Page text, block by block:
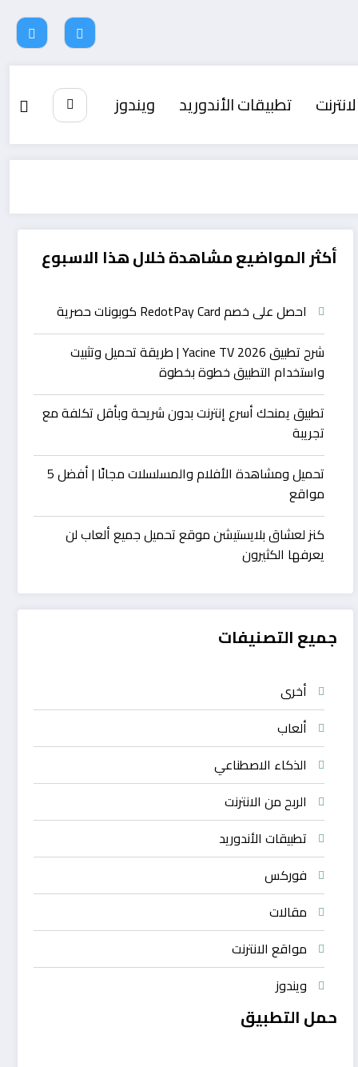
تطبيقات الأندوريد ويندوز
أكثر المواضيع مشاهدة خلال هذا الاسبوع
احصل على خصم RedotPay Card كوبونات حصرية
شرح تطبيق Yacine TV 2026 | طريقة تحميل وتثبيت
واستخدام التطبيق خطوة بخطوة
تطبيق يمنحك أسرع إنترنت بدون شريحة وبأقل تكلفة مع
تجريبة
تحميل ومشاهدة الأفلام والمسلسلات مجانًا | أفضل 5
مواقع
كنز لعشاق بلايستيشن موقع تحميل جميع ألعاب لن
يعرفها الكثيرون
جميع التصنيفات
أخرى
ألعاب
الذكاء الاصطناعي
الربح من الانترنت
تطبيقات الأندوريد
فوركس
مقالات
مواقع الانترنت
ويندوز
حمل التطبيق